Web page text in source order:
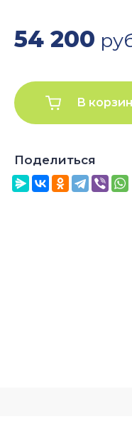
54 200
В
Поделиться